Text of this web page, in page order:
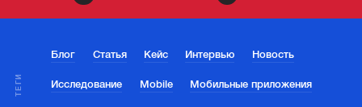
ТЕГИ
Блог Статья Кейс Интервью Новость
Исследование Mobile Мобильные приложения